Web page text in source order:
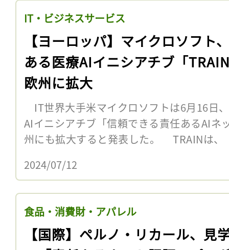
IT・ビジネスサービス
【ヨーロッパ】マイクロソフト
ある医療AIイニシアチブ「
欧州に拡大
IT世界大手米マイクロソフトは6月16日
AIイニシアチブ「信頼できる責任あるAIネ
州にも拡大すると発表した。 TRAINは、
2024/07/12
食品・消費財・アパレル
【国際】ペルノ・リカール、見